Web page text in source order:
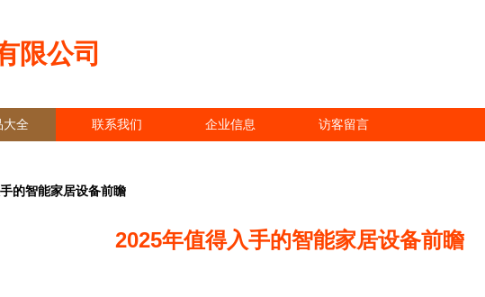
限公司
大全 联系我们 企业信息 访客留言
的智能家居设备前瞻
2025年值得入手的智能家居设备前瞻